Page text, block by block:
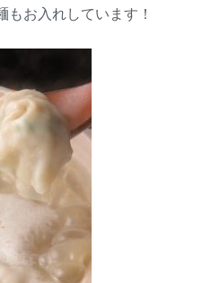
お入れしています！